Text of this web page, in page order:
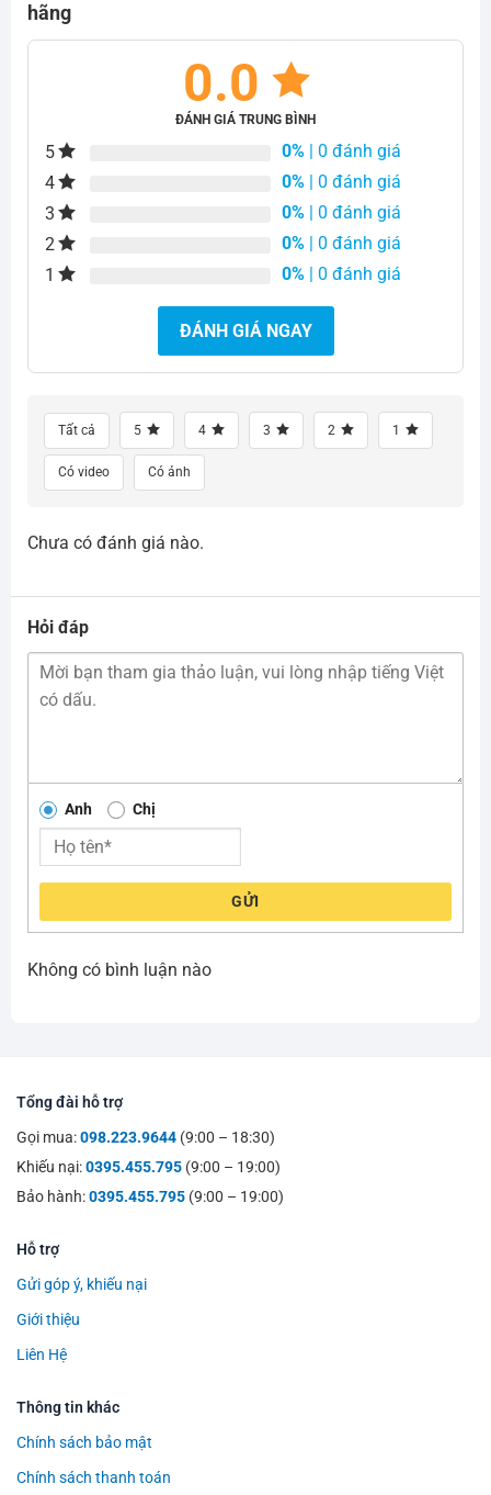
hãng
0.0
ĐÁNH GIÁ TRUNG BÌNH
5 0% | 0 đánh giá
4
0% | 0 đánh giá
3
0% | 0 đánh giá
2
0% | 0 đánh giá
1
0% | 0 đánh giá
ĐÁNH GIÁ NGAY
Tất cả 5 4 3 2 1
Có video Có ảnh
Chưa có đánh giá nào.
Hỏi đáp
Anh Chị
GỬI
Không có bình luận nào
Tổng đài hỗ trợ
Gọi mua:098.223.9644 (9:00 – 18:30)
Khiếu nại:0395.455.795 (9:00 – 19:00)
Bảo hành:0395.455.795 (9:00 – 19:00)
Hỗ trợ
Gửi góp ý, khiếu nại
Giới thiệu
Liên Hệ
Thông tin khác
Chính sách bảo mật
Chính sách thanh toán